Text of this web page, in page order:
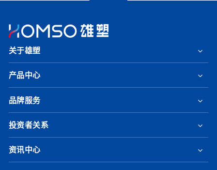
关于雄塑
产品中心
品牌服务
投资者关系
资讯中心